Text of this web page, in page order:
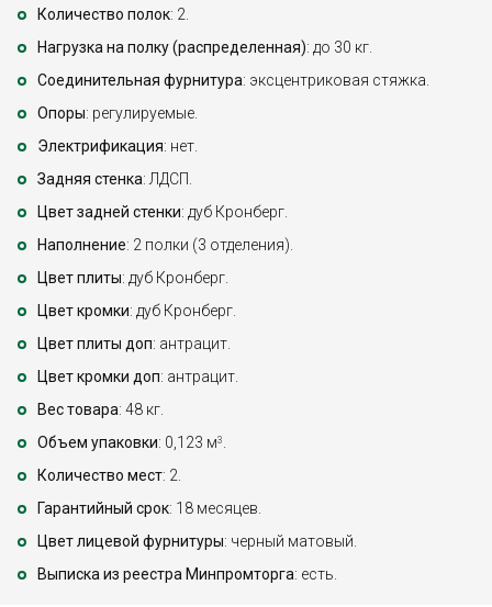
Количество полок: 2.
Нагрузка на полку (распределенная): до 30 кг.
Соединительная фурнитура: эксцентриковая стяжка.
Опоры: регулируемые.
Электрификация: нет.
Задняя стенка: ЛДСП.
Цвет задней стенки: дуб Кронберг.
Наполнение: 2 полки (3 отделения).
Цвет плиты: дуб Кронберг.
Цвет кромки: дуб Кронберг.
Цвет плиты доп: антрацит.
Цвет кромки доп: антрацит.
Вес товара: 48 кг.
Объем упаковки: 0,123 м3 .
Количество мест: 2.
Гарантийный срок: 18 месяцев.
Цвет лицевой фурнитуры: черный матовый.
Выписка из реестра Минпромторга: есть.